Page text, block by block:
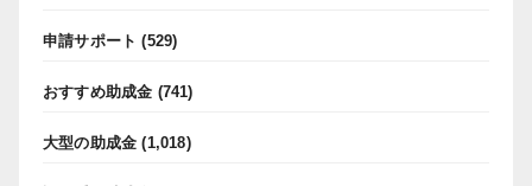
申請サポート (529)
おすすめ助成金 (741)
大型の助成金 (1,018)